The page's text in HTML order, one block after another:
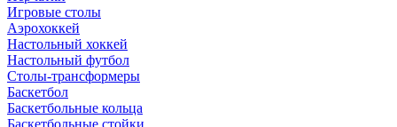
Игровые столы
Аэрохоккей
Настольный хоккей
Настольный футбол
Столы-трансформеры
Баскетбол
Баскетбольные кольца
Баскетбольные стойки